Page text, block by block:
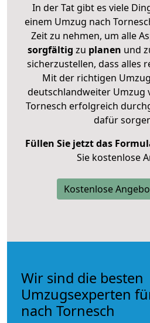
In der Tat gibt es viele
einem Umzug nach
Zeit zu nehmen, um alle
sorgfältig zu planen und
sicherzustellen, dass alles
Mit der richtigen
deutschlandweiter Umzug
Tornesch erfolgreich
dafür
Füllen Sie jetzt das
Sie kostenlose
Kostenlose
Wir sind die besten
Umzugsexperten
nach Tornesch